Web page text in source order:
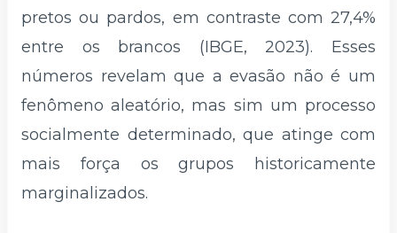
pretos ou pardos, em contraste com 27,4%
entre os brancos (IBGE, 2023). Esses
números revelam que a evasão não é um
fenômeno aleatório, mas sim um processo
socialmente determinado, que atinge com
mais força os grupos historicamente
marginalizados.